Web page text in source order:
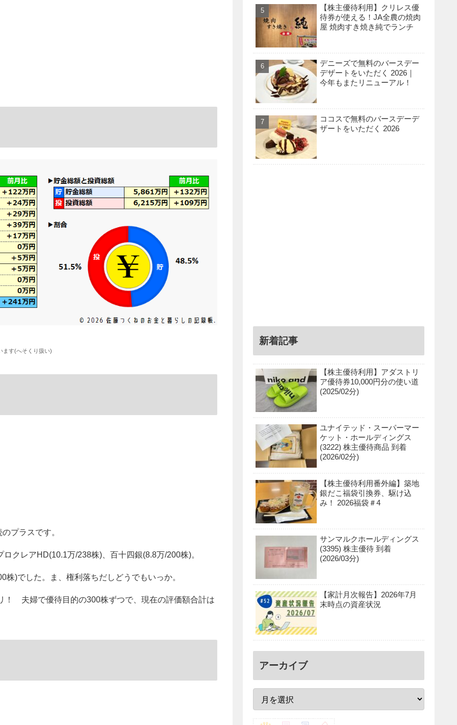
ます(へそくり扱い)
プラスです。
クレアHD(10.1万/238株)、百十四銀(8.8万/200株)。
)でした。ま、権利落ちだしどうでもいっか。
！ 夫婦で優待目的の300株ずつで、現在の評価額合計は
【株主優待利用】クリレス優
待券が使える！JA全農の焼肉
屋 焼肉すき焼き純でランチ
デニーズで無料のバースデー
デザートをいただく 2026｜
今年もまたリニューアル！
ココスで無料のバースデーデ
ザートをいただく 2026
新着記事
【株主優待利用】アダストリ
ア優待券10,000円分の使い道
(2025/02分)
ユナイテッド・スーパーマー
ケット・ホールディングス
(3222) 株主優待商品 到着
(2026/02分)
【株主優待利用番外編】築地
銀だこ福袋引換券、駆け込
み！ 2026福袋＃4
サンマルクホールディングス
(3395) 株主優待 到着
(2026/03分)
【家計月次報告】2026年7月
末時点の資産状況
アーカイブ